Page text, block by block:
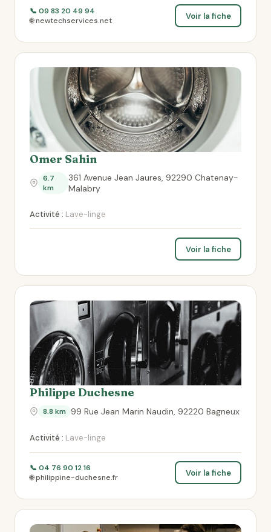
📞 09 83 20 49 94
🌐 newtechservices.net
Voir la fiche
Omer Sahin
6.7
km
361 Avenue Jean Jaures, 92290 Chatenay-
Malabry
Activité : Lave-linge
Voir la fiche
Philippe Duchesne
8.8 km 99 Rue Jean Marin Naudin, 92220 Bagneux
Activité : Lave-linge
📞 04 76 90 12 16
🌐 philippine-duchesne.fr
Voir la fiche